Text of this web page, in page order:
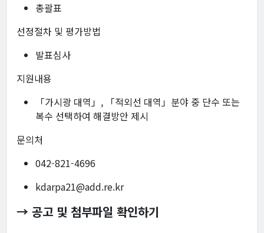
총괄표
선정절차 및 평가방법
발표심사
지원내용
「가시광 대역」, 「적외선 대역」분야 중 단수 또는
복수 선택하여 해결방안 제시
문의처
042-821-4696
kdarpa21@add.re.kr
→ 공고 및 첨부파일 확인하기